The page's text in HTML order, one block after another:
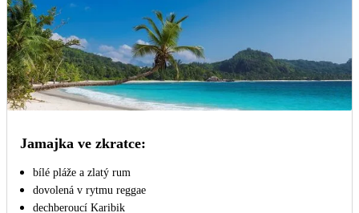
Jamajka ve zkratce:
bílé pláže a zlatý rum
dovolená v rytmu reggae
dechberoucí Karibik